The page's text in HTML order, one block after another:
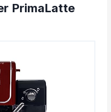
PrimaLatte